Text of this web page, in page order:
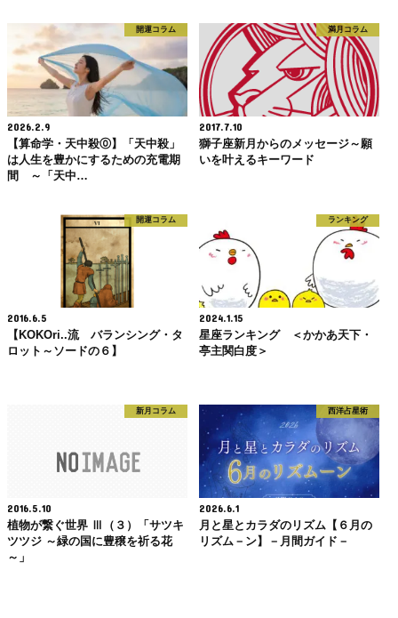
開運コラム
2026.2.9
【算命学・天中殺⓪】「天中殺」
は人生を豊かにするための充電期
間 ～「天中…
満月コラム
2017.7.10
獅子座新月からのメッセージ～願
いを叶えるキーワード
開運コラム
2016.6.5
【KOKOri..流 バランシング・タ
ロット～ソードの６】
ランキング
2024.1.15
星座ランキング ＜かかあ天下・
亭主関白度＞
新月コラム
2016.5.10
植物が繋ぐ世界 Ⅲ（３）「サツキ
ツツジ ～緑の国に豊穣を祈る花
～」
西洋占星術
2026.6.1
月と星とカラダのリズム【６月の
リズム－ン】－月間ガイド－